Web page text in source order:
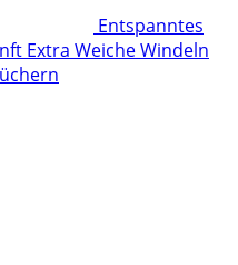
Entspanntes
Extra Weiche Windeln